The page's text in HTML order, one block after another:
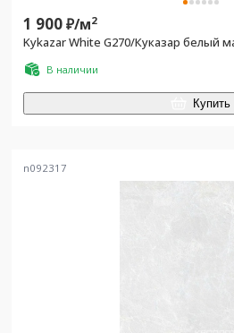
1 900₽/м2
Kykazar White G270/Куказар белый
В наличии
Купить
n092317